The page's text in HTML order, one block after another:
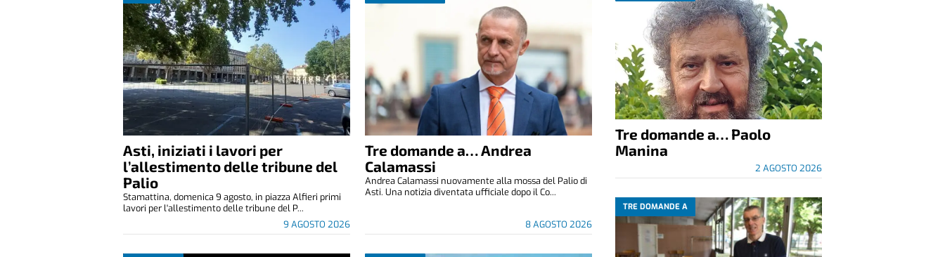
Asti, iniziati i lavori per
l’allestimento delle tribune del
Palio
9 AGOSTO 2026
Stamattina, domenica 9 agosto, in piazza Alfieri primi
lavori per l'allestimento delle tribune del P...
Tre domande a… Andrea
Calamassi
8 AGOSTO 2026
Andrea Calamassi nuovamente alla mossa del Palio di
Asti. Una notizia diventata ufficiale dopo il Co...
Tre domande a… Paolo
Manina
2 AGOSTO 2026
TRE DOMANDE A